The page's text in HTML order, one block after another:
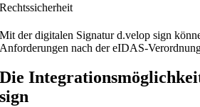
Rechtssicherheit
Mit der digitalen Signatur d.velop sign
Anforderungen nach der eIDAS-
Die
sign